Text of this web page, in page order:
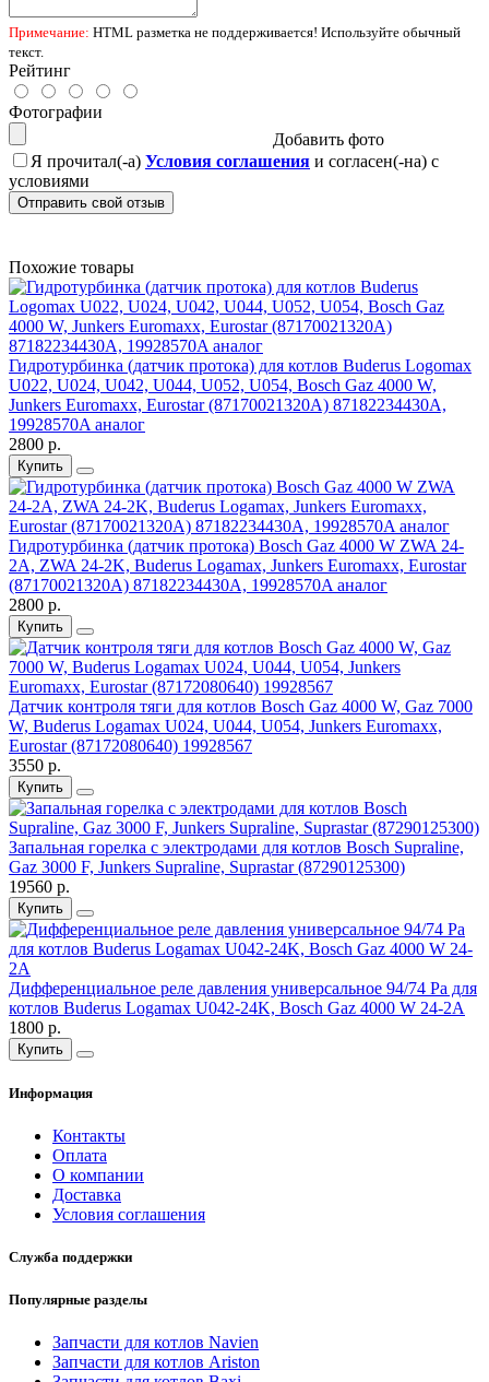
Примечание: HTML разметка не поддерживается! Используйте обычный
текст.
Рейтинг
Фотографии
Добавить фото
Я прочитал(-а) Условия соглашения и согласен(-на) с
условиями
Отправить свой отзыв
Похожие товары
Гидротурбинка (датчик протока) для котлов Buderus Logomax
U022, U024, U042, U044, U052, U054, Bosch Gaz 4000 W,
Junkers Euromaxx, Eurostar (87170021320A) 87182234430A,
19928570A аналог
2800 р.
Купить
Гидротурбинка (датчик протока) Bosch Gaz 4000 W ZWA 24-
2A, ZWA 24-2K, Buderus Logamax, Junkers Euromaxx, Eurostar
(87170021320A) 87182234430A, 19928570A аналог
2800 р.
Купить
Датчик контроля тяги для котлов Bosch Gaz 4000 W, Gaz 7000
W, Buderus Logamax U024, U044, U054, Junkers Euromaxx,
Eurostar (87172080640) 19928567
3550 р.
Купить
Запальная горелка с электродами для котлов Bosch Supraline,
Gaz 3000 F, Junkers Supraline, Suprastar (87290125300)
19560 р.
Купить
Дифференциальное реле давления универсальное 94/74 Pa для
котлов Buderus Logamax U042-24K, Bosch Gaz 4000 W 24-2A
1800 р.
Купить
Информация
Контакты
Оплата
О компании
Доставка
Условия соглашения
Служба поддержки
Популярные разделы
Запчасти для котлов Navien
Запчасти для котлов Ariston